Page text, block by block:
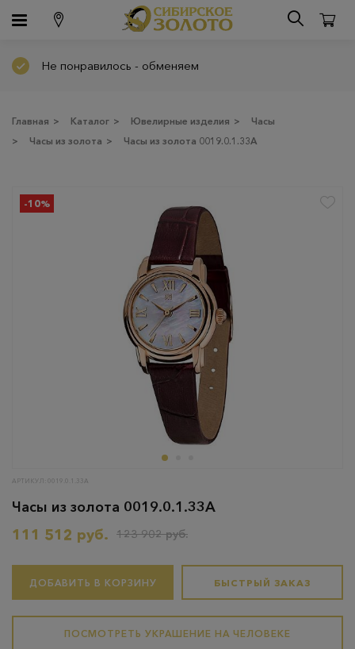
Не понравилось - обменяем
Главная > Каталог > Ювелирные изделия >
Часы
>
Часы из золота > Часы из золота 0019.0.1.33A
-10%
АРТИКУЛ: 0019.0.1.33A
Часы из золота 0019.0.1.33A
111 512 руб.
123 902 руб.
ДОБАВИТЬ В КОРЗИНУ БЫСТРЫЙ ЗАКАЗ
ПОСМОТРЕТЬ УКРАШЕНИЕ НА ЧЕЛОВЕКЕ